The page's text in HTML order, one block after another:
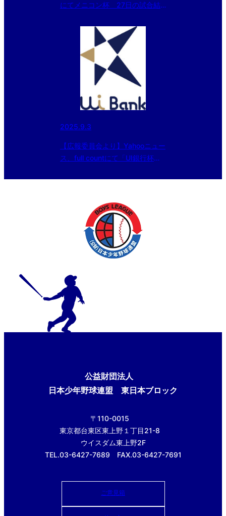
にてメニコン杯 27日の試合結
2025.9.3
【広報委員会より】Yahooニュー
ス、full countにて「UI銀行杯
スター戦」中学部の記事が配信さ
公益財団法人
日本少年野球連盟 東日本ブロック
〒110-0015
東京都台東区東上野１丁目21-8
ウイスダム東上野2F
TEL.03-6427-7689 FAX.03-6427-7691
ご意見箱